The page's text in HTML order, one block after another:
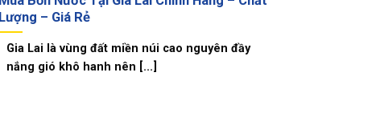
Lượng – Giá Rẻ
Gia Lai là vùng đất miền núi cao nguyên đầy
nắng gió khô hanh nên [...]